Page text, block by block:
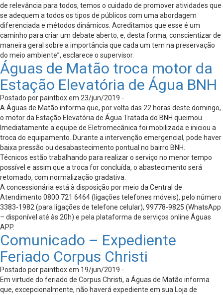
de relevância para todos, temos o cuidado de promover atividades que
se adequem a todos os tipos de públicos com uma abordagem
diferenciada e métodos dinâmicos. Acreditamos que esse é um
caminho para criar um debate aberto, e, desta forma, conscientizar de
maneira geral sobre a importância que cada um tem na preservação
do meio ambiente”, esclarece o supervisor.
Águas de Matão troca motor da
Estação Elevatória de Água BNH
Postado por paintbox em 23/jun/2019 -
A Águas de Matão informa que, por volta das 22 horas deste domingo,
o motor da Estação Elevatória de Água Tratada do BNH queimou.
Imediatamente a equipe de Eletromecânica foi mobilizada e iniciou a
troca do equipamento. Durante a intervenção emergencial, pode haver
baixa pressão ou desabastecimento pontual no bairro BNH.
Técnicos estão trabalhando para realizar o serviço no menor tempo
possível e assim que a troca for concluída, o abastecimento será
retomado, com normalização gradativa.
A concessionária está à disposição por meio da Central de
Atendimento 0800 721 6464 (ligações telefones móveis), pelo número
3383-1982 (para ligações de telefone celular), 99778-9825 (WhatsApp
– disponível até às 20h) e pela plataforma de serviços online Águas
APP.
Comunicado – Expediente
Feriado Corpus Christi
Postado por paintbox em 19/jun/2019 -
Em virtude do feriado de Corpus Christi, a Águas de Matão informa
que, excepcionalmente, não haverá expediente em sua Loja de